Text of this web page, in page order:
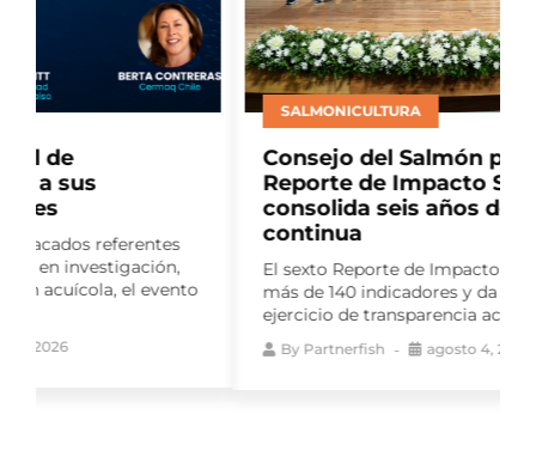
SALMONICULTURA
Consejo del Salmón presenta nuevo
Reporte de Impacto Sostenible y
consolida seis años de medición
continua
El sexto Reporte de Impacto Sostenible reúne
más de 140 indicadores y da continuidad a un
ejercicio de transparencia activa...
agosto 4, 2026